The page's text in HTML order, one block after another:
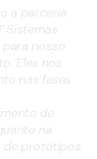
a parceria
Sistemas
nosso
Eles nos
nas fases
de
na
protótipos.